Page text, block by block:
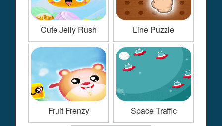
Cute Jelly Rush Line Puzzle
Fruit Frenzy Space Traffic